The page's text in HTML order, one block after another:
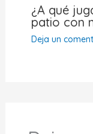
¿A qué
patio con
Deja un